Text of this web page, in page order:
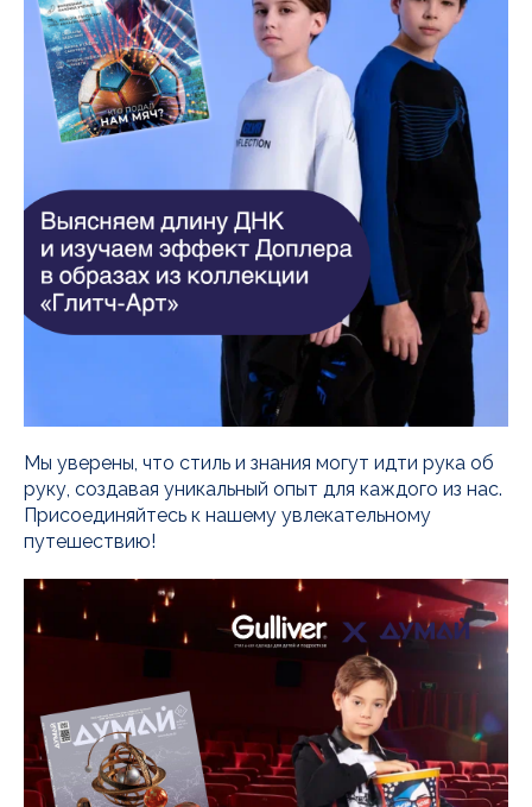
Мы уверены, что стиль и знания могут идти рука об
руку, создавая уникальный опыт для каждого из нас.
Присоединяйтесь к нашему увлекательному
путешествию!